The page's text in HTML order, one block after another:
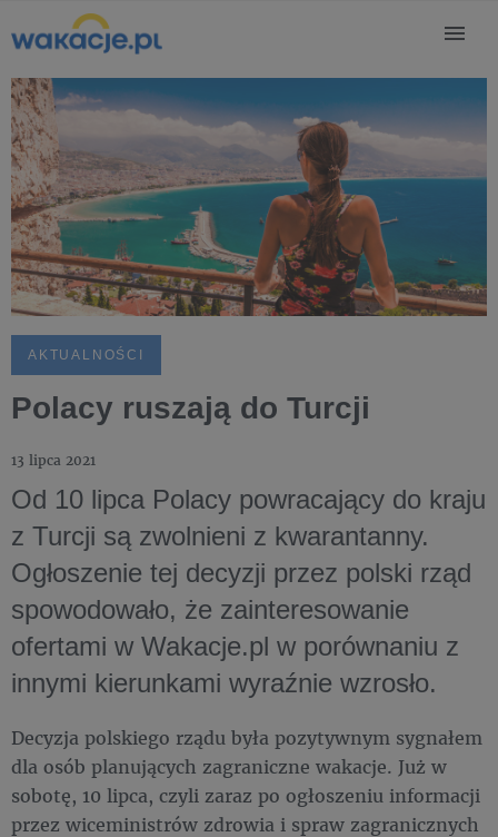
AKTUALNOŚCI
Polacy ruszają do Turcji
13 lipca 2021
Od 10 lipca Polacy powracający do kraju
z Turcji są zwolnieni z kwarantanny.
Ogłoszenie tej decyzji przez polski rząd
spowodowało, że zainteresowanie
ofertami w Wakacje.pl w porównaniu z
innymi kierunkami wyraźnie wzrosło.
Decyzja polskiego rządu była pozytywnym sygnałem
dla osób planujących zagraniczne wakacje. Już w
sobotę, 10 lipca, czyli zaraz po ogłoszeniu informacji
przez wiceministrów zdrowia i spraw zagranicznych